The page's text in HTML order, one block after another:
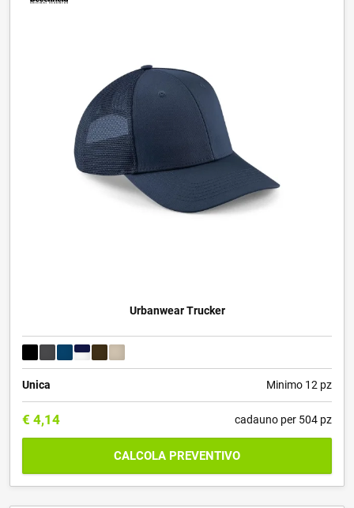
Urbanwear Trucker
Unica Minimo 12 pz
€ 4,14 cadauno per 504 pz
CALCOLA PREVENTIVO